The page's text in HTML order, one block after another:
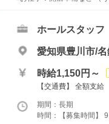
ホールスタッフ
愛知県豊川市/名
時給1,150円～
【交通費】 全額支
期間：長期
時間：【募集時間】